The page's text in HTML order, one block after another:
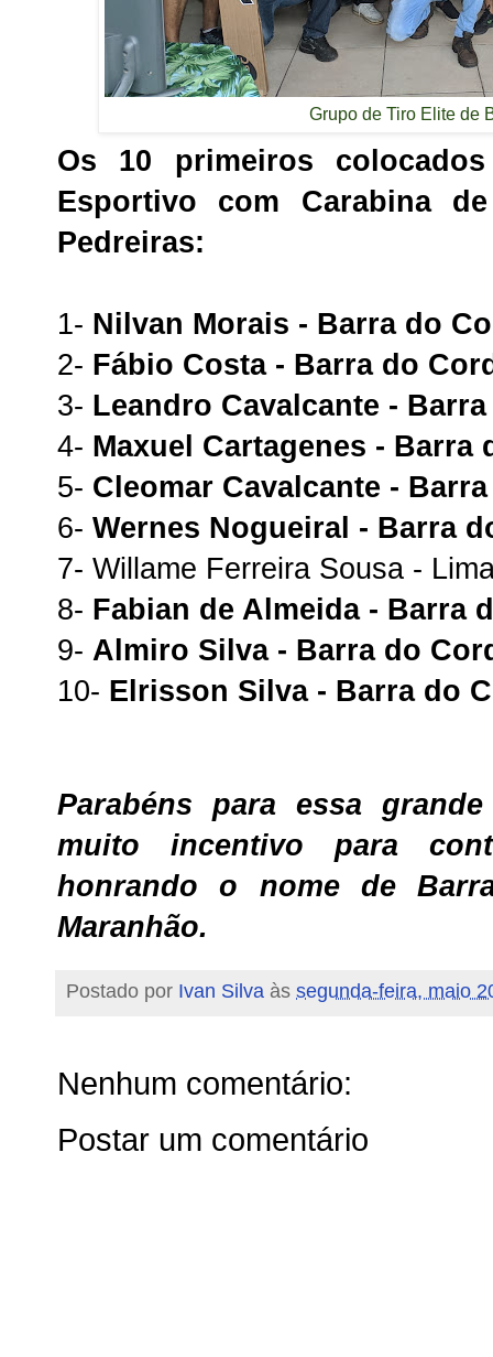
Grupo de Tiro Elite de
Os 10 primeiros
Esportivo com Carabina
Pedreiras:
1- Nilvan Morais - Barra do
2- Fábio Costa - Barra do
3- Leandro Cavalcante -
4- Maxuel Cartagenes -
5- Cleomar Cavalcante -
6- Wernes Nogueiral - Barra
7- Willame Ferreira Sousa -
8- Fabian de Almeida - Barra
9- Almiro Silva - Barra do
10- Elrisson Silva - Barra do
Parabéns para essa
muito incentivo para
honrando o nome de
Maranhão.
Postado por Ivan Silva às segunda-feira, maio
Nenhum comentário:
Postar um comentário